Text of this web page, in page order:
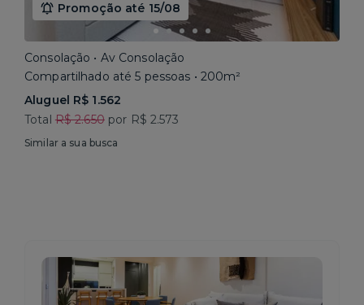
Promoção até 15/08
Consolação • Av Consolação
Compartilhado até 5 pessoas • 200m²
Aluguel R$ 1.562
Total R$ 2.650por R$ 2.573
Similar a sua busca